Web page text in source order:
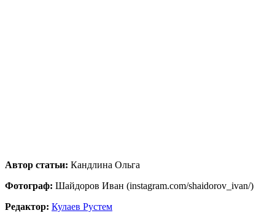
Автор статьи: Кандлина Ольга
Фотограф: Шайдоров Иван (instagram.com/shaidorov_ivan/)
Редактор: Кулаев Рустем